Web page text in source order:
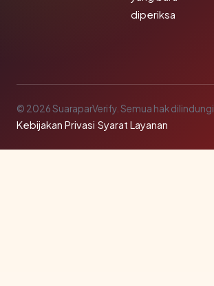
diperiksa
© 2026 SuaraparVerify. Semua hak dilindungi.
Kebijakan Privasi·Syarat Layanan